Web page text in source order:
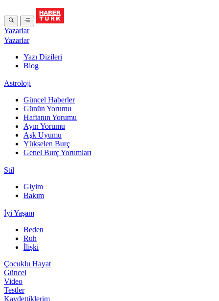
Yazarlar
Yazarlar
Yazı Dizileri
Blog
Astroloji
Güncel Haberler
Günün Yorumu
Haftanın Yorumu
Ayın Yorumu
Aşk Uyumu
Yükselen Burç
Genel Burç Yorumları
Stil
Giyim
Bakım
İyi Yaşam
Beden
Ruh
İlişki
Çocuklu Hayat
Güncel
Video
Testler
Kaydettiklerim